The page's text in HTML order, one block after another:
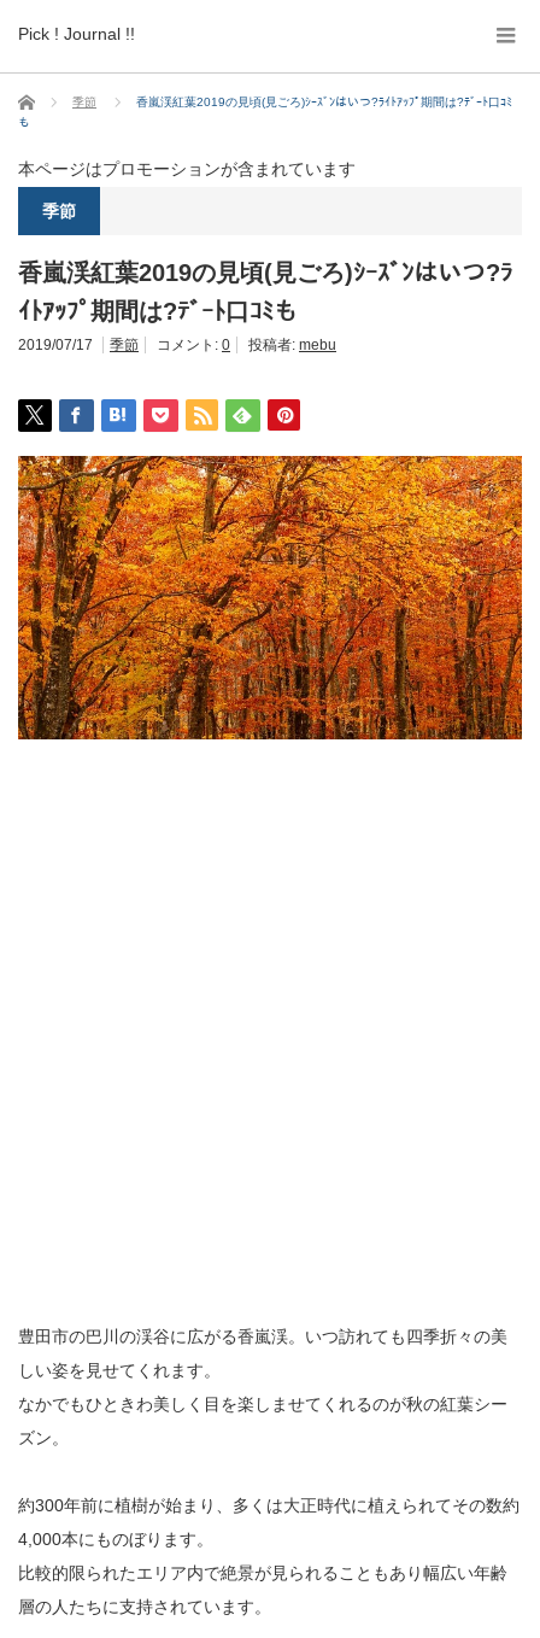
Pick ! Journal !!
ホーム 季節
香嵐渓紅葉2019の見頃(見ごろ)ｼｰｽﾞﾝはいつ?ﾗｲﾄｱｯﾌﾟ期間は?ﾃﾞｰﾄ口ｺﾐ
も
本ページはプロモーションが含まれています
季節
香嵐渓紅葉2019の見頃(見ごろ)ｼｰｽﾞﾝはいつ?ﾗ
ｲﾄｱｯﾌﾟ期間は?ﾃﾞｰﾄ口ｺﾐも
2019/07/17 季節 コメント: 0 投稿者: mebu
豊田市の巴川の渓谷に広がる香嵐渓。いつ訪れても四季折々の美
しい姿を見せてくれます。
なかでもひときわ美しく目を楽しませてくれるのが秋の紅葉シー
ズン。
約300年前に植樹が始まり、多くは大正時代に植えられてその数約
4,000本にものぼります。
比較的限られたエリア内で絶景が見られることもあり幅広い年齢
層の人たちに支持されています。